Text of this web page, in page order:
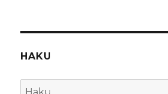
HAKU
Etsi: